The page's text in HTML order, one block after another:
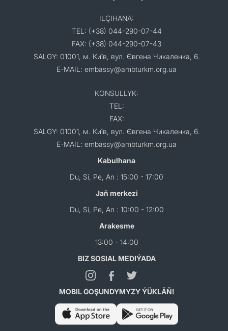
ILÇIHANA:
TEL: (+38) 044-290-07-44
FAX: (+38) 044-290-07-43
SALGY: 01001, м. Київ, вул. Євгена Чикаленка, 6.
E-MAIL: embassy@ambturkm.org.ua
KONSULLYK:
TEL:
FAX:
SALGY: 01001, м. Київ, вул. Євгена Чикаленка, 6.
E-MAIL: embassy@ambturkm.org.ua
Kabulhana
Du, Si, Pe, An : 15:00 - 17:00
Jaň merkezi
Du, Si, Pe, An : 10:00 - 12:00
Arakesme
13:00 - 14:00
BIZ SOSIAL MEDIÝADA
MOBIL GOŞUNDYMYZY ÝÜKLÄŇ!